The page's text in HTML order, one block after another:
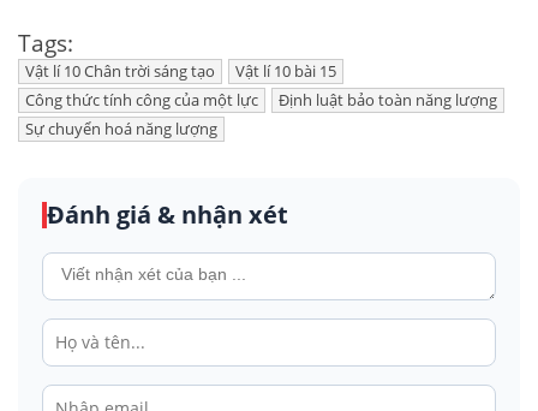
Tags:
Vật lí 10 Chân trời sáng tạo
Vật lí 10 bài 15
Công thức tính công của một lực
Định luật bảo toàn năng lượng
Sự chuyển hoá năng lượng
Đánh giá & nhận xét